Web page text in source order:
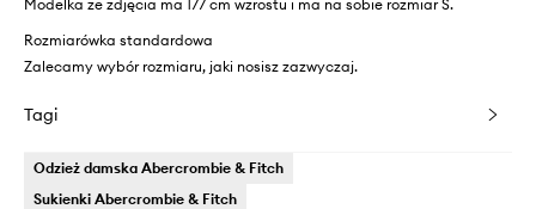
Modelka ze zdjęcia ma 177 cm wzrostu i ma na sobie rozmiar S.
Rozmiarówka standardowa
Zalecamy wybór rozmiaru, jaki nosisz zazwyczaj.
Tagi
Odzież damska Abercrombie & Fitch
Sukienki Abercrombie & Fitch